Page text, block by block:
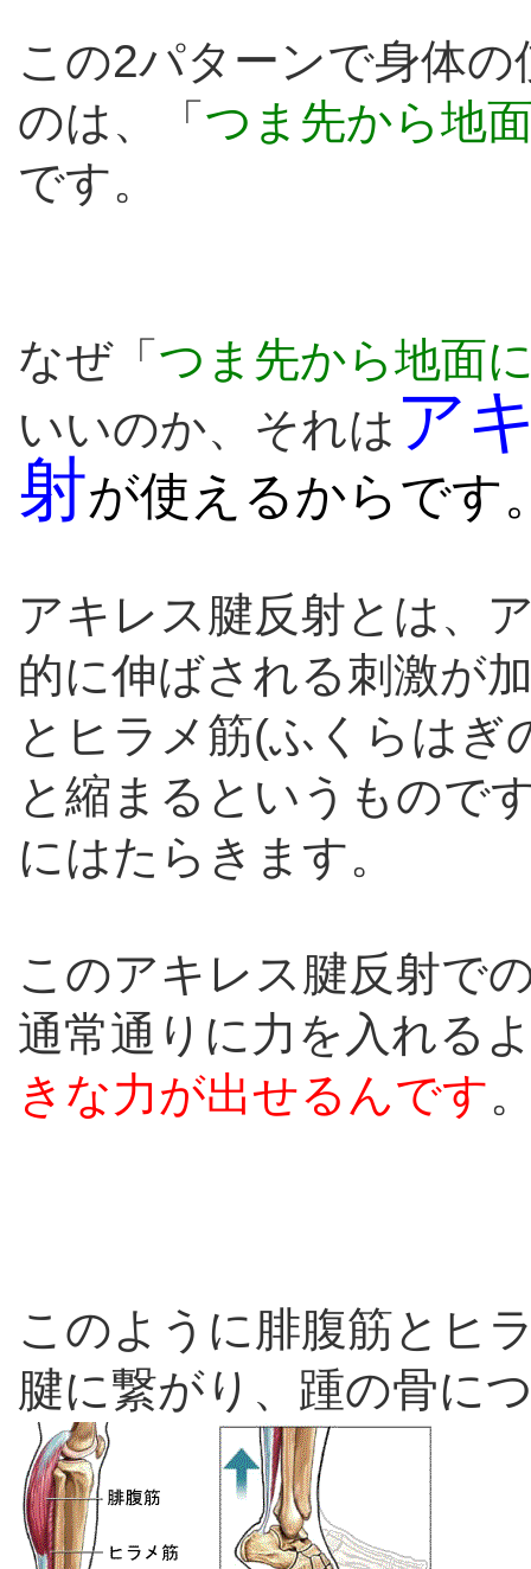
この2パターンで身体
のは、「 つま先から地
です。
なぜ「 つま先から地面
いいのか、それは ア
射が使えるからです
アキレス腱反射とは、
的に伸ばされる刺激が
とヒラメ筋(ふくらはぎ
と縮まるというもので
にはたらきます。
このアキレス腱反射で
通常通りに力を入れる
きな力が出せるんです
このように腓腹筋とヒ
腱に繋がり、踵の骨に